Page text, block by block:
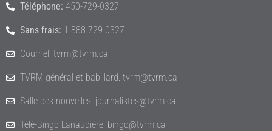
Téléphone: 450-729-0327
Sans frais: 1-888-729-0327
Courriel: tvrm@tvrm.ca
TVRM général et babillard: tvrm@tvrm.ca
Salle des nouvelles: journalistes@tvrm.ca
Télé-Bingo Lanaudière: bingo@tvrm.ca